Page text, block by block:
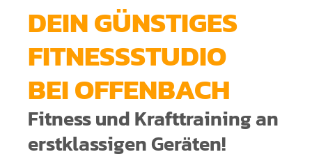
DEIN GÜNSTIGES
FITNESSSTUDIO
BEI OFFENBACH
Fitness und Krafttraining an
erstklassigen Geräten!